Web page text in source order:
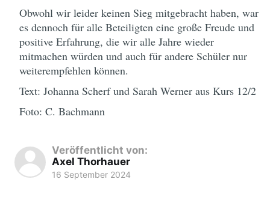
Obwohl wir leider keinen Sieg mitgebracht haben, war
es dennoch für alle Beteiligten eine große Freude und
positive Erfahrung, die wir alle Jahre wieder
mitmachen würden und auch für andere Schüler nur
weiterempfehlen können.
Text: Johanna Scherf und Sarah Werner aus Kurs 12/2
Foto: C. Bachmann
Veröffentlicht von:
Axel Thorhauer
16 September 2024